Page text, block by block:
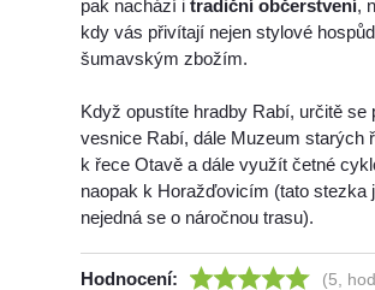
pak nachází itradiční občerstvení,
kdy vás přivítají nejen stylové
šumavským zbožím.
Když opustíte hradby Rabí, určitě
vesnice Rabí, dále Muzeum starých
k řece Otavě a dále využít četné
naopak k Horažďovicím (tato stezka
nejedná se o náročnou trasu).
Hodnocení: (5,